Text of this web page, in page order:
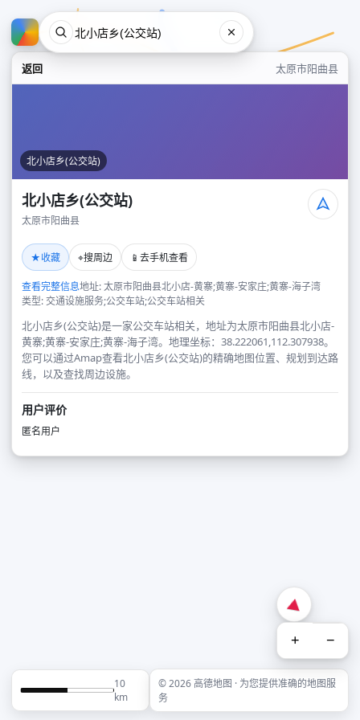
返回 太原市阳曲县
北小店乡(公交站)
北小店乡(公交站)
太原市阳曲县
★收藏 ⌖搜周边 📱 去手机查看
查看完整信息地址: 太原市阳曲县北小店-黄寨;黄寨-安家庄;黄寨-海子湾
类型: 交通设施服务;公交车站;公交车站相关
北小店乡(公交站)是一家公交车站相关，地址为太原市阳曲县北小店-
黄寨;黄寨-安家庄;黄寨-海子湾。地理坐标：38.222061,112.307938。
您可以通过Amap查看北小店乡(公交站)的精确地图位置、规划到达路
线，以及查找周边设施。
用户评价
匿名用户
+ −
10
km
© 2026 高德地图 · 为您提供准确的地图服
务